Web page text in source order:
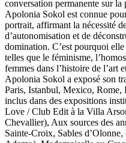
conversation permanente sur
Apolonia Sokol est connue
portrait, affirmant la nécessité
d’autonomisation et de
domination. C’est pourquoi
telles que le féminisme,
femmes dans l’histoire de l’art
Apolonia Sokol a exposé son
Paris, Istanbul, Mexico, Rome,
inclus dans des expositions
Love / Club Edit à la Villa
Chevallier), Aux sources des
Sainte-Croix, Sables